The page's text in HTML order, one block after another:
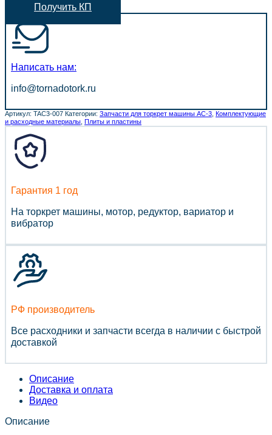
Получить КП
Написать нам:
info@tornadotork.ru
Артикул: TAC3-007 Категории: Запчасти для торкрет машины АС-3, Комплектующие
и расходные материалы, Плиты и пластины
Гарантия 1 год
На торкрет машины, мотор, редуктор, вариатор и
вибратор
РФ производитель
Все расходники и запчасти всегда в наличии с быстрой
доставкой
Описание
Доставка и оплата
Видео
Описание